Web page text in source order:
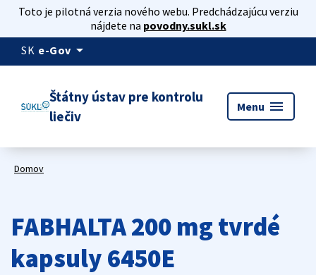
Toto je pilotná verzia nového webu. Predchádzajúcu verziu
nájdete na povodny.sukl.sk
SK e-Gov arrow_drop_down
Štátny ústav pre kontrolu
liečiv
Menu menu
Domov
FABHALTA 200 mg tvrdé
kapsuly 6450E